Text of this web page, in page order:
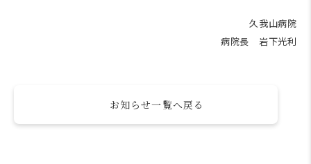
久我山病院
病院長 岩下光利
お知らせ一覧へ戻る